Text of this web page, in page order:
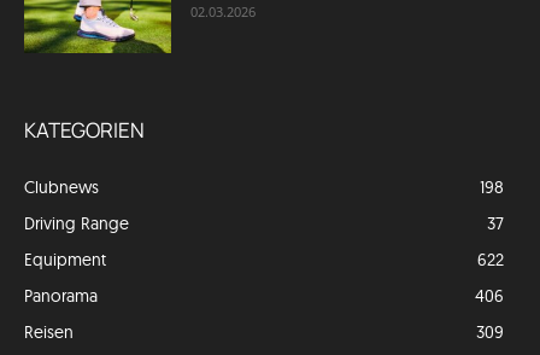
02.03.2026
KATEGORIEN
Clubnews
198
Driving Range
37
Equipment
622
Panorama
406
Reisen
309